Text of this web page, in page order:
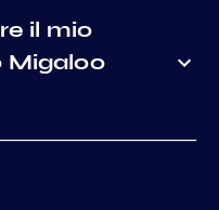
il mio
Migaloo